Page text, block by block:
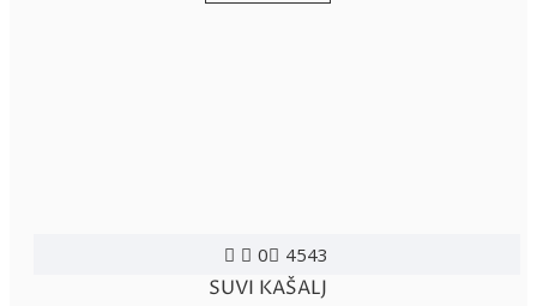
0 4543
SUVI KAŠALJ